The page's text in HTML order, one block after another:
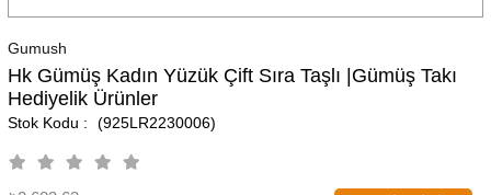
Gumush
Hk Gümüş Kadın Yüzük Çift Sıra Taşlı |Gümüş Takı
Hediyelik Ürünler
(925LR2230006)